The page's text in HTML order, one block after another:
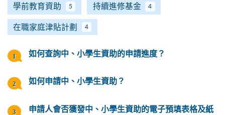
學前教育資助 5 持續進修基金 4
在職家庭津貼計劃 4
如何查詢中、小學生資助的申請進度？
如何申請中、小學生資助？
申請人會否獲發中、小學生資助的電子預填表格及紙